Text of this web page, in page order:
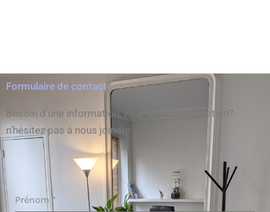
Formulaire de contact
Besoin d’une information, vous avez une question?
n’hésitez pas à nous joindre.
Prénom*